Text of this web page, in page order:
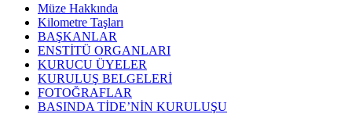
Müze Hakkında
Kilometre Taşları
BAŞKANLAR
ENSTİTÜ ORGANLARI
KURUCU ÜYELER
KURULUŞ BELGELERİ
FOTOĞRAFLAR
BASINDA TİDE’NİN KURULUŞU